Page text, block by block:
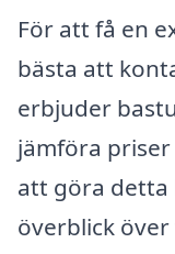
För att få en
bästa att
erbjuder
jämföra
att göra detta
överblick